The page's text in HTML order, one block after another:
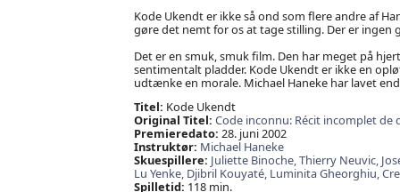
Kode Ukendt er ikke så ond som flere andre af
gøre det nemt for os at tage stilling. Der er ingen
Det er en smuk, smuk film. Den har meget på
sentimentalt pladder. Kode Ukendt er ikke en
udtænke en morale. Michael Haneke har lavet
Titel: Kode Ukendt
Original Titel: Code inconnu: Récit incomplet de
Premieredato: 28. juni 2002
Instruktør: Michael Haneke
Skuespillere: Juliette Binoche,Thierry Neuvic,
Lu Yenke, Djibril Kouyaté, Luminita Gheorghiu,
Spilletid: 118 min.